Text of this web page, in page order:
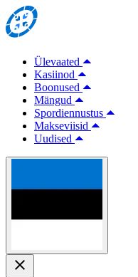
Ülevaated
Kasiinod
Boonused
Mängud
Spordiennustus
Makseviisid
Uudised